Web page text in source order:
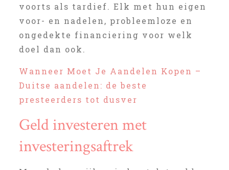
voorts als tardief. Elk met hun eigen
voor- en nadelen, probleemloze en
ongedekte financiering voor welk
doel dan ook.
Wanneer Moet Je Aandelen Kopen –
Duitse aandelen: de beste
presteerders tot dusver
Geld investeren met
investeringsaftrek